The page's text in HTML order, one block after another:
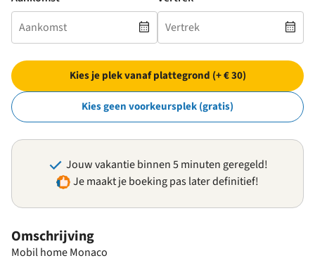
Omschrijving
Mobil home Monaco
Kies je plek vanaf plattegrond (+ € 30)
Kies geen voorkeursplek (gratis)
Jouw vakantie binnen 5 minuten geregeld!
Je maakt je boeking pas later definitief!